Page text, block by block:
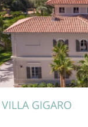
VILLA GIGARO